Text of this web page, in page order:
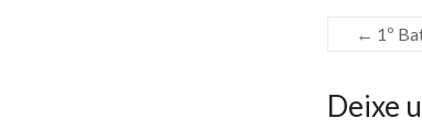
← 1º
Deixe